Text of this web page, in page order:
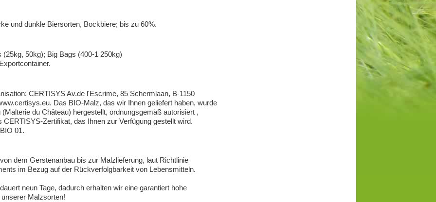
und dunkle Biersorten, Bockbiere; bis zu 60%.
50kg); Big Bags (400-1 250kg)
CERTISYS Av.de l'Escrime, 85 Schermlaan, B-1150
Das BIO-Malz, das wir Ihnen geliefert haben, wurde
du Château) hergestellt, ordnungsgemäß autorisiert ,
CERTISYS-Zertifikat, das Ihnen zur Verfügung gestellt wird.
01.
dem Gerstenanbau bis zur Malzlieferung, laut Richtlinie
im Bezug auf der Rückverfolgbarkeit von Lebensmitteln.
neun Tage, dadurch erhalten wir eine garantiert hohe
Malzsorten!